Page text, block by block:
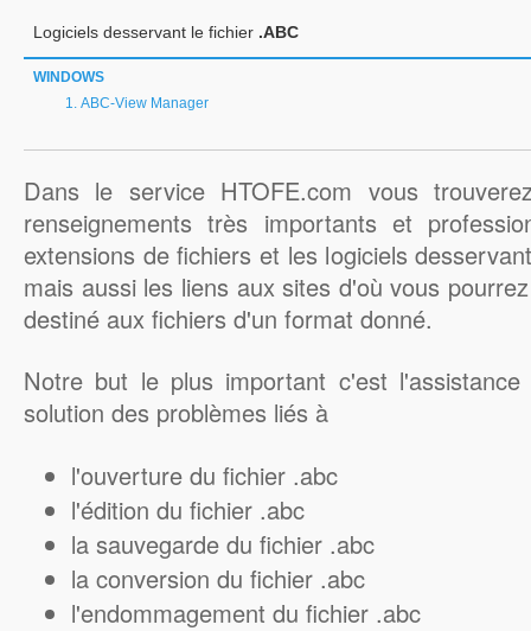
Logiciels desservant le fichier .ABC
WINDOWS
ABC-View Manager
Dans le service HTOFE.com vous
renseignements très importants et
extensions de fichiers et les logiciels
mais aussi les liens aux sites d'où vous
destiné aux fichiers d'un format donné.
Notre but le plus important c'est l'assistance
solution des problèmes liés à
l'ouverture du fichier .abc
l'édition du fichier .abc
la sauvegarde du fichier .abc
la conversion du fichier .abc
l'endommagement du fichier .abc